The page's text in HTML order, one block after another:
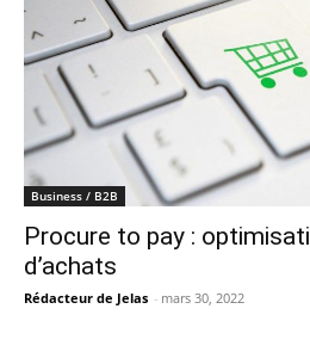
Business / B2B
Procure to pay :
d’achats
Rédacteur de Jelas - mars 30, 2022